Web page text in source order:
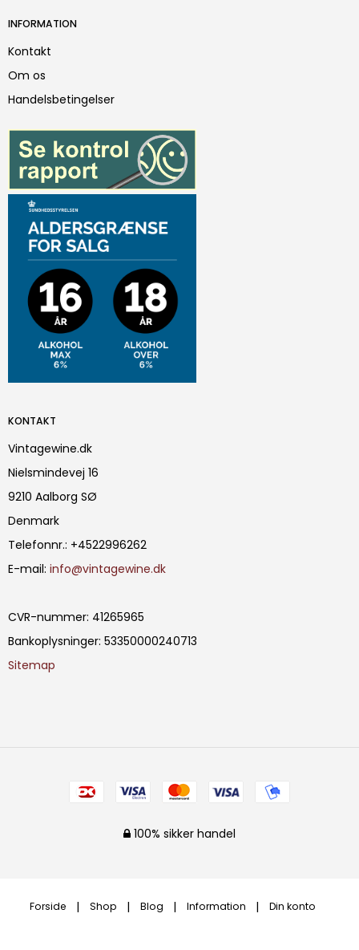
INFORMATION
Kontakt
Om os
Handelsbetingelser
KONTAKT
Vintagewine.dk
Nielsmindevej 16
9210 Aalborg SØ
Denmark
Telefonnr.: +4522996262
E-mail: info@vintagewine.dk
CVR-nummer: 41265965
Bankoplysninger: 53350000240713
Sitemap
100% sikker handel
Forside Shop Blog Information Din konto